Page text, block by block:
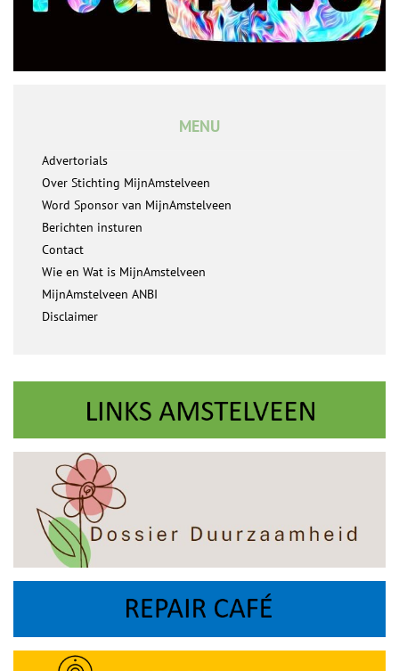
MENU
Advertorials
Over Stichting MijnAmstelveen
Word Sponsor van MijnAmstelveen
Berichten insturen
Contact
Wie en Wat is MijnAmstelveen
MijnAmstelveen ANBI
Disclaimer